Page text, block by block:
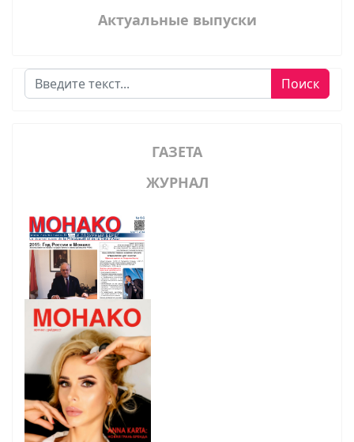
Актуальные выпуски
Поиск Поиск
ГАЗЕТА
ЖУРНАЛ